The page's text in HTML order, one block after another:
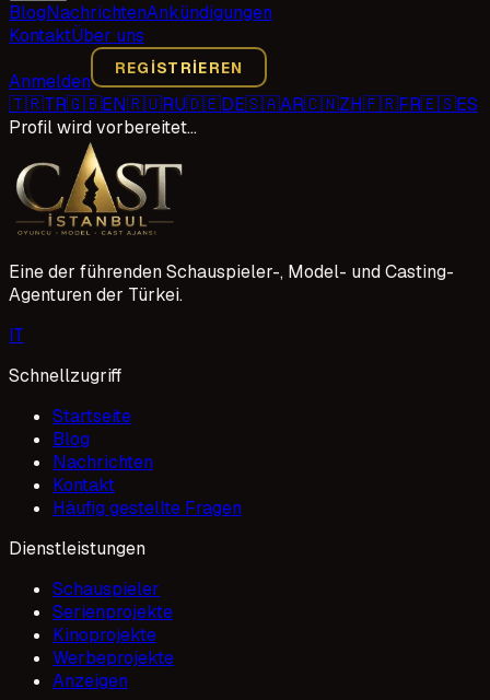
BlogNachrichtenAnkündigungen
KontaktÜber uns
Anmelden
REGISTRIEREN
🇹🇷TR🇬🇧EN🇷🇺RU🇩🇪DE🇸🇦AR🇨🇳ZH🇫🇷FR🇪🇸ES
Profil wird vorbereitet…
Eine der führenden Schauspieler-, Model- und Casting-
Agenturen der Türkei.
IT
Schnellzugriff
Startseite
Blog
Nachrichten
Kontakt
Häufig gestellte Fragen
Dienstleistungen
Schauspieler
Serienprojekte
Kinoprojekte
Werbeprojekte
Anzeigen